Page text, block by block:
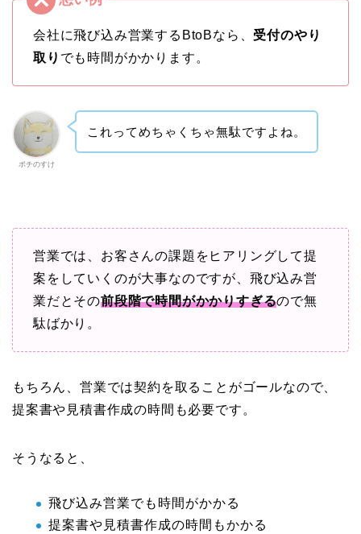
会社に飛び込み営業するBtoBなら、 受付のやり
取り でも時間がかかります。
ポチのすけ
これってめちゃくちゃ無駄ですよね。
営業では、お客さんの課題をヒアリングして提
案をしていくのが大事なのですが、飛び込み営
業だとその前段階で時間がかかりすぎるので無
駄ばかり。
もちろん、営業では契約を取ることがゴールなので、
提案書や見積書作成の時間も必要です。
そうなると、
飛び込み営業でも時間がかかる
提案書や見積書作成の時間もかかる